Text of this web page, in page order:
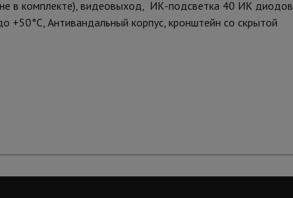
в комплекте), видеовыход, ИК-подсветка 40 ИК диодов
Антивандальный корпус, кронштейн со скрытой